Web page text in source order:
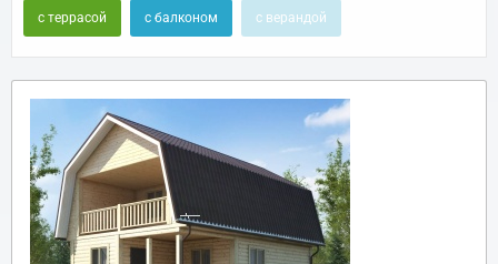
с террасой с балконом с верандой